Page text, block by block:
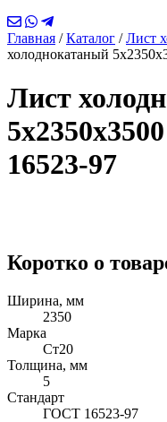
Главная /Каталог /Лист
холоднокатаный
Лист
16523-97
Коротко о
Ширина, мм
2350
Марка
Ст20
Толщина, мм
5
Стандарт
ГОСТ 16523-97